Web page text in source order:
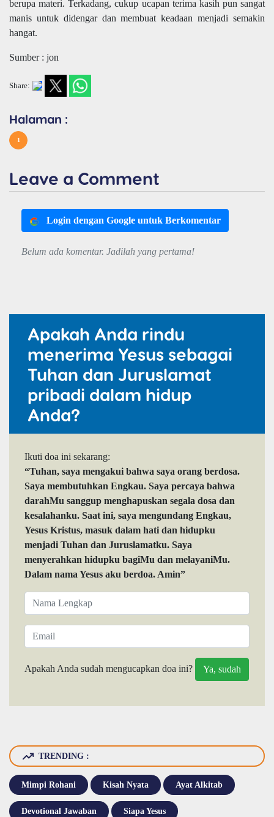
berupa materi. Terkadang, cukup ucapan terima kasih pun sangat
manis untuk didengar dan membuat keadaan menjadi semakin
hangat.
Sumber : jon
Share:
Halaman :
1
Leave a Comment
Login dengan Google untuk Berkomentar
Belum ada komentar. Jadilah yang pertama!
Apakah Anda rindu
menerima Yesus sebagai
Tuhan dan Juruslamat
pribadi dalam hidup
Anda?
Ikuti doa ini sekarang:
“Tuhan, saya mengakui bahwa saya orang berdosa.
Saya membutuhkan Engkau. Saya percaya bahwa
darahMu sanggup menghapuskan segala dosa dan
kesalahanku. Saat ini, saya mengundang Engkau,
Yesus Kristus, masuk dalam hati dan hidupku
menjadi Tuhan dan Juruslamatku. Saya
menyerahkan hidupku bagiMu dan melayaniMu.
Dalam nama Yesus aku berdoa. Amin”
Apakah Anda sudah mengucapkan doa ini?
TRENDING :
Mimpi Rohani Kisah Nyata Ayat Alkitab
Devotional Jawaban Siapa Yesus